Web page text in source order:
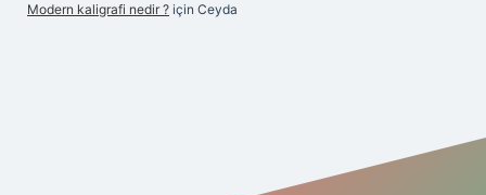
Modern kaligrafi nedir ? için Ceyda